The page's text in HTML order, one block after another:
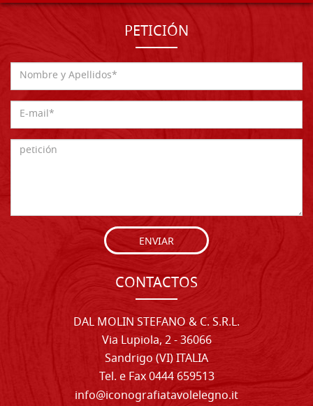
PETICIÓN
ENVIAR
CONTACTOS
DAL MOLIN STEFANO & C. S.R.L.
Via Lupiola, 2 - 36066
Sandrigo (VI) ITALIA
Tel. e Fax 0444 659513
info@iconografiatavolelegno.it